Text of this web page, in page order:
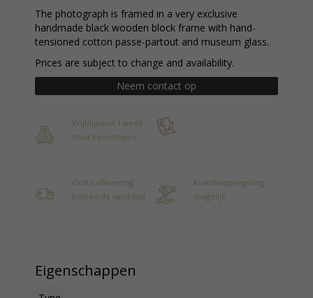
The photograph is framed in a very exclusive
handmade black wooden block frame with hand-
tensioned cotton passe-partout and museum glass.
Prices are subject to change and availability.
Neem contact op
Vrijblijvend 1 week
thuis bezichtigen
Gratis aflevering
binnen de randstad
Kunstkoopregeling
mogelijk
Eigenschappen